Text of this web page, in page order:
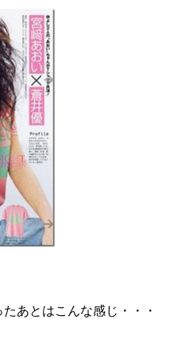
あとはこんな感じ・・・